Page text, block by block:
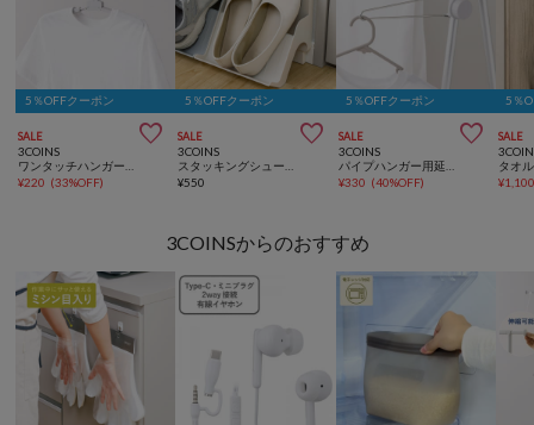
5％OFFクーポン
SALE 
3COINS
¥220 (33%OFF)
5％OFFクーポン
SALE 
3COINS
¥550
5％OFFクーポン
SALE 
3COINS
¥330 (40%OFF)
5％
SALE
タオ
¥
3COINSからのおすすめ